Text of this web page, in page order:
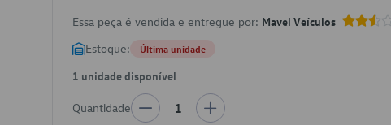
Essa peça é vendida e entregue por: Mavel Veículos
Estoque: Última unidade
1 unidade disponível
Quantidade 1